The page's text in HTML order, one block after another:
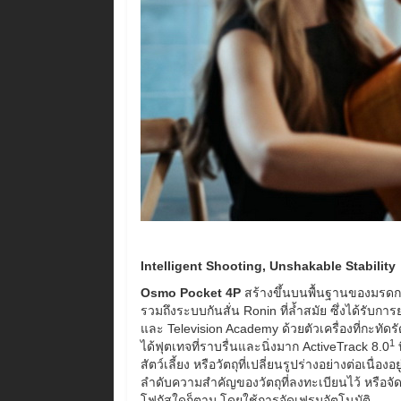
Intelligent Shooting, Unshakable Stability
Osmo Pocket 4P สร้างขึ้นบนพื้นฐานของมรด
รวมถึงระบบกันสั่น Ronin ที่ล้ำสมัย ซึ่งได้รับการ
และ Television Academy ด้วยตัวเครื่องที่กะทั
ได้ฟุตเทจที่ราบรื่นและนิ่งมาก ActiveTrack 8.01
สัตว์เลี้ยง หรือวัตถุที่เปลี่ยนรูปร่างอย่างต่อเนื่อง
ลำดับความสำคัญของวัตถุที่ลงทะเบียนไว้ หรือจั